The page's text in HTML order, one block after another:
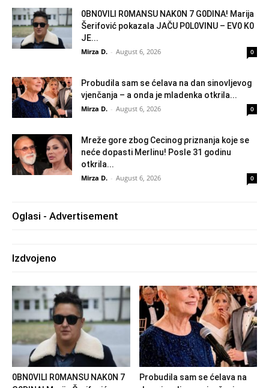
0BN0VlLl R0MANSU NAK0N 7 G0DlNA! Marija
Šerifović pokazala JAČU P0L0VINU – EV0 K0
JE...
Mirza D. - August 6, 2026 0
Probudila sam se ćelava na dan sinovljevog
vjenčanja – a onda je mladenka otkrila...
Mirza D. - August 6, 2026 0
Mreže gore zbog Cecinog priznanja koje se
neće dopasti Merlinu! Posle 31 godinu
otkrila...
Mirza D. - August 6, 2026 0
Oglasi - Advertisement
Izdvojeno
0BN0VlLl R0MANSU NAK0N 7
Probudila sam se ćelava na